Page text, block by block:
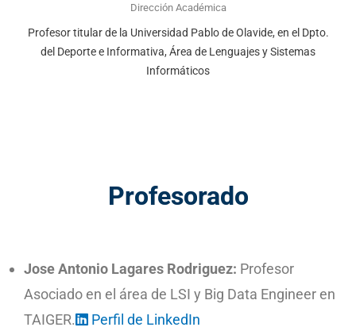
Dirección Académica
Profesor titular de la Universidad Pablo de Olavide, en el Dpto.
del Deporte e Informativa, Área de Lenguajes y Sistemas
Informáticos
Profesorado
Jose Antonio Lagares Rodriguez: Profesor
Asociado en el área de LSI y Big Data Engineer en
TAIGER.
Perfil de LinkedIn